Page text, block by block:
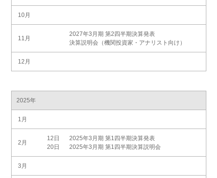
10月
11月
2027年3月期 第2四半期決算発表
決算説明会（機関投資家・アナリスト向け）
12月
2025年
1月
2月
12日
20日
2025年3月期 第1四半期決算発表
2025年3月期 第1四半期決算説明会
3月